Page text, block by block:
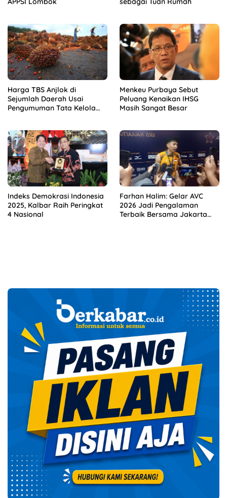
Harga TBS Anjlok di
Sejumlah Daerah Usai
Pengumuman Tata Kelola
Menkeu Purbaya Sebut
Peluang Kenaikan IHSG
Masih Sangat Besar
Indeks Demokrasi Indonesia
2025, Kalbar Raih Peringkat
4 Nasional
Farhan Halim: Gelar AVC
2026 Jadi Pengalaman
Terbaik Bersama Jakarta